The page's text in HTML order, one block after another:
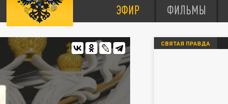
ЭФИР ФИЛЬМЫ
СВЯТАЯ ПРАВДА